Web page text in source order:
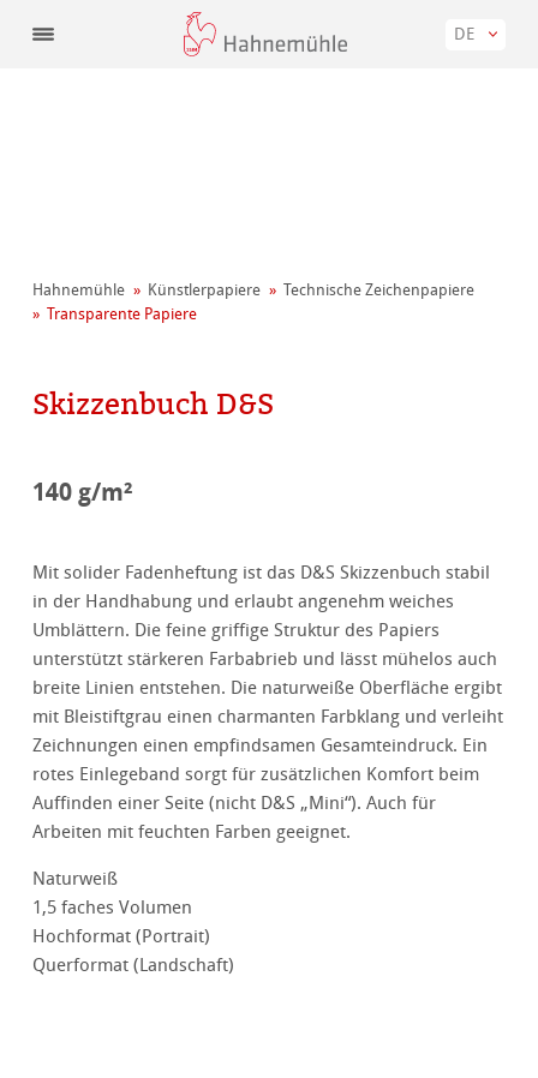
DE
Hahnemühle Künstler­papiere
Technische Zeichenpapiere
Transparente Papiere
Skizzenbuch D&S
140 g/m²
Mit solider Fadenheftung ist das D&S Skizzenbuch stabil
in der Handhabung und erlaubt angenehm weiches
Umblättern. Die feine griffige Struktur des Papiers
unterstützt stärkeren Farbabrieb und lässt mühelos auch
breite Linien entstehen. Die naturweiße Oberfläche ergibt
mit Bleistiftgrau einen charmanten Farbklang und verleiht
Zeichnungen einen empfindsamen Gesamteindruck. Ein
rotes Einlegeband sorgt für zusätzlichen Komfort beim
Auffinden einer Seite (nicht D&S „Mini“). Auch für
Arbeiten mit feuchten Farben geeignet.
Naturweiß
1,5 faches Volumen
Hochformat (Portrait)
Querformat (Landschaft)